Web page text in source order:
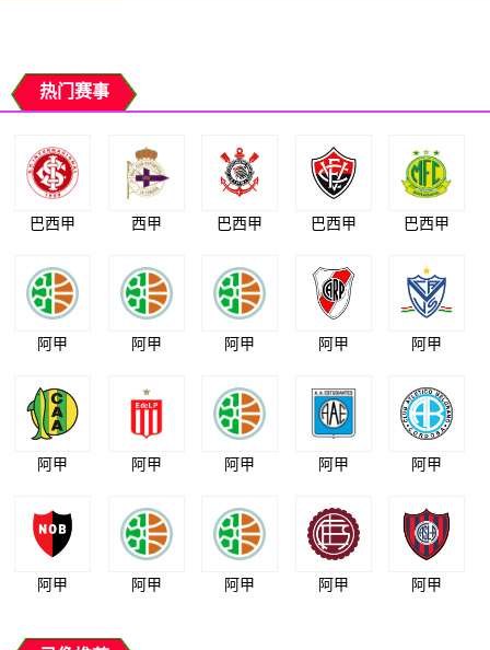
热门赛事
巴西甲 西甲 巴西甲 巴西甲 巴西甲
阿甲 阿甲 阿甲 阿甲 阿甲
阿甲 阿甲 阿甲 阿甲 阿甲
阿甲 阿甲 阿甲 阿甲 阿甲